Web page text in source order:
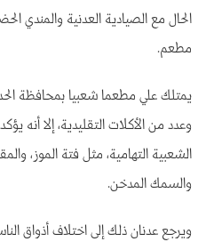
الحال مع الصيادية العدنية والمندي
مطعم.
يمتلك علي مطعما شعبيا بمحافظة
وعدد من الأكلات التقليدية، إلا أنه
الشعبية التهامية، مثل فتة الموز،
والسمك المدخن.
ويرجع عدنان ذلك إلى اختلاف أذواق